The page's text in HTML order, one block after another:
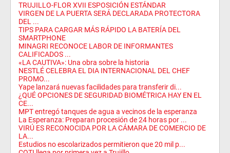
TRUJILLO-FLOR XVII ESPOSICIÓN ESTÁNDAR
VIRGEN DE LA PUERTA SERÁ DECLARADA PROTECTORA
DEL ...
TIPS PARA CARGAR MÁS RÁPIDO LA BATERÍA DEL
SMARTPHONE
MINAGRI RECONOCE LABOR DE INFORMANTES
CALIFICADOS ...
«LA CAUTIVA»: Una obra sobre la historia
NESTLÉ CELEBRA EL DIA INTERNACIONAL DEL CHEF
PROMO...
Yape lanzará nuevas facilidades para transferir di...
¿QUÉ OPCIONES DE SEGURIDAD BIOMÉTRICA HAY EN EL
CE...
MPT entregó tanques de agua a vecinos de la esperanza
La Esperanza: Preparan procesión de 24 horas por ...
VIRÚ ES RECONOCIDA POR LA CÁMARA DE COMERCIO DE
LA...
Estudios no escolarizados permitieron que 20 mil p...